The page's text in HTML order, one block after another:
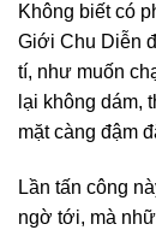
Không biết có
Giới Chu Diễn
tí, như muốn
lại không dám,
mặt càng đậm
Lần tấn công
ngờ tới, mà